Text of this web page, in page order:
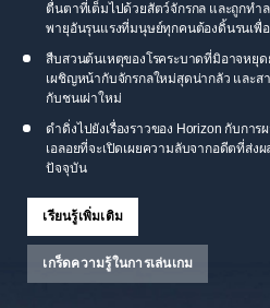
ตื่นตาที่เต็มไปด้วยสัตว์จักรกล และถูกทำ
พายุอันรุนแรงที่มนุษย์ทุกคนต้องดิ้นรนเพื่อ
สืบสวนต้นเหตุของโรคระบาดที่มิอาจหยุด
เผชิญหน้ากับจักรกลใหม่สุดน่ากลัว และส
กับชนเผ่าใหม่
ดำดิ่งไปยังเรื่องราวของ Horizon กับการ
เอลอยที่จะเปิดเผยความลับจากอดีตที่ส่งผ
ปัจจุบัน
เรียนรู้เพิ่มเติม
เกร็ดความรู้ในการเล่นเกม